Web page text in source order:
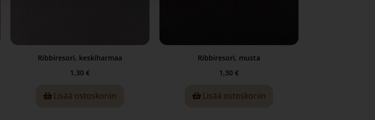
Ribbiresori, keskiharmaa
1,30 €
Lisää ostoskoriin
Ribbiresori, musta
1,30 €
Lisää ostoskoriin